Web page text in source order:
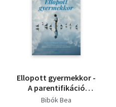
Ellopott gyermekkor -
A parentifikáció
jelensége -
Bibók Bea